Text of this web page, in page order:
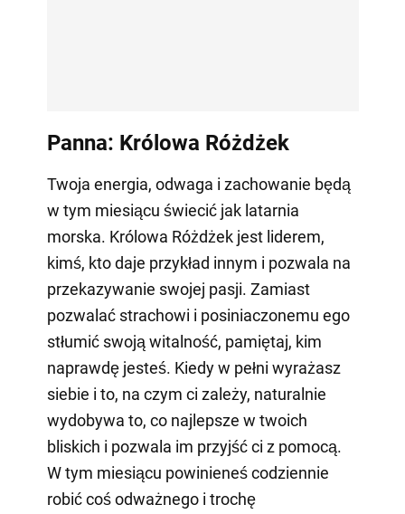
Panna: Królowa Różdżek
Twoja energia, odwaga i zachowanie będą
w tym miesiącu świecić jak latarnia
morska. Królowa Różdżek jest liderem,
kimś, kto daje przykład innym i pozwala na
przekazywanie swojej pasji. Zamiast
pozwalać strachowi i posiniaczonemu ego
stłumić swoją witalność, pamiętaj, kim
naprawdę jesteś. Kiedy w pełni wyrażasz
siebie i to, na czym ci zależy, naturalnie
wydobywa to, co najlepsze w twoich
bliskich i pozwala im przyjść ci z pomocą.
W tym miesiącu powinieneś codziennie
robić coś odważnego i trochę